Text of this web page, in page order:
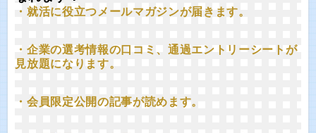
・就活に役立つメールマガジンが届きます。
・企業の選考情報の口コミ、通過エントリーシートが
見放題になります。
・会員限定公開の記事が読めます。